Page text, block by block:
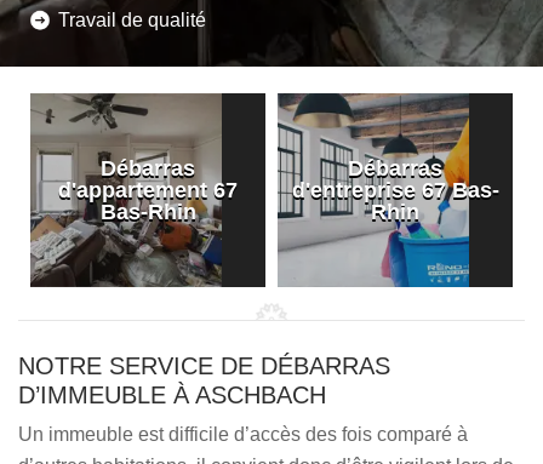
Travail de qualité
Débarras
d'appartement 67
Bas-Rhin
Débarras
d'entreprise 67 Bas-
Rhin
NOTRE SERVICE DE DÉBARRAS
D’IMMEUBLE À ASCHBACH
Un immeuble est difficile d’accès des fois comparé à